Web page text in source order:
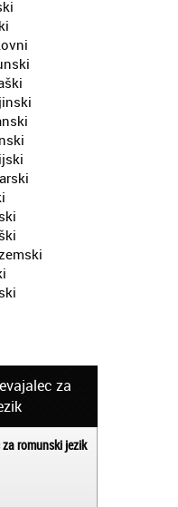
za
romunski jezik